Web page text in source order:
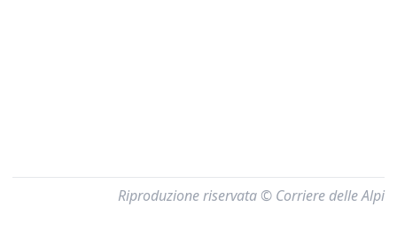
Riproduzione riservata © Corriere delle Alpi